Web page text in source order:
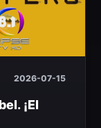
2026-07-15
¡El